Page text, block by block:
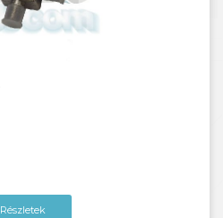
Részletek